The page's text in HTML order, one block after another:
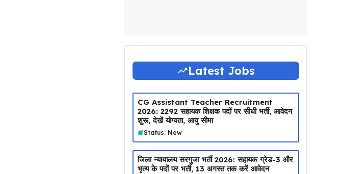
Latest Jobs
CG Assistant Teacher Recruitment
2026: 2292 सहायक शिक्षक पदों पर सीधी भर्ती, आवेदन
शुरू, देखें योग्यता, आयु सीमा
Status: New
जिला न्यायालय सरगुजा भर्ती 2026: सहायक ग्रेड-3 और
भृत्य के पदों पर भर्ती, 13 अगस्त तक करें आवेदन